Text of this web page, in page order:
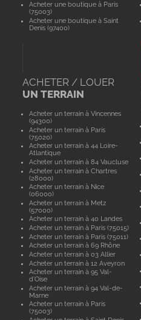
Acheter une boutique à Paris
(75003)
Acheter une boutique à Saint
Denis (97400)
ACHETER / LOUER
UN TERRAIN
Acheter un terrain à Vincennes
(94300)
Acheter un terrain à Paris
(75020)
Acheter un terrain à 44 Loire-
Atlantique
Acheter un terrain à 84 Vaucluse
Acheter un terrain à Chartres
(28000)
Acheter un terrain à Nice
(06000)
Acheter un terrain à Metz
(57000)
Acheter un terrain à 40 Landes
Acheter un terrain à Paris (75015)
Acheter un terrain à Paris (75011)
Acheter un terrain à 69 Rhône
Acheter un terrain à 03 Allier
Acheter un terrain à 12 Aveyron
Acheter un terrain à 95 Val-
d'Oise
Acheter un terrain à 94 Val-de-
Marne
Acheter un terrain à Paris
(75003)